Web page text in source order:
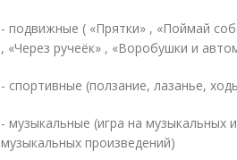
- подвижные ( «Прятки» , «Поймай
, «Через ручеёк» , «Воробушки и
- спортивные (ползание, лазанье,
- музыкальные (игра на музыкальных
музыкальных произведений)